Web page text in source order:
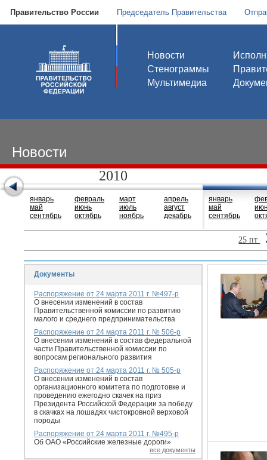
Правительство России Председатель Правительства
Новости
Стенограммы
Мультимедиа
Новости
2010
январь
май
сентябрь
февраль
июнь
октябрь
март
июль
ноябрь
апрель
август
декабрь
январь
май
сентябрь
25 пт
Документы
Распоряжение от 24 марта 2011 г. №497-р
О внесении изменений в состав
Правительственной комиссии по развитию
малого и среднего предпринимательства
Распоряжение от 24 марта 2011 г. № 506-р
О внесении изменений в состав федеральной
части Правительственной комиссии по
вопросам регионального развития
Распоряжение от 24 марта 2011 г. № 505-р
О внесении изменений в состав
организационного комитета по подготовке и
проведению ежегодно скачек на приз
Президента Российской Федерации за победу
в скачках на лошадях чистокровной верховой
породы
Распоряжение от 24 марта 2011 г. №495-р
Об ОАО «Российские железные дороги»
все документы